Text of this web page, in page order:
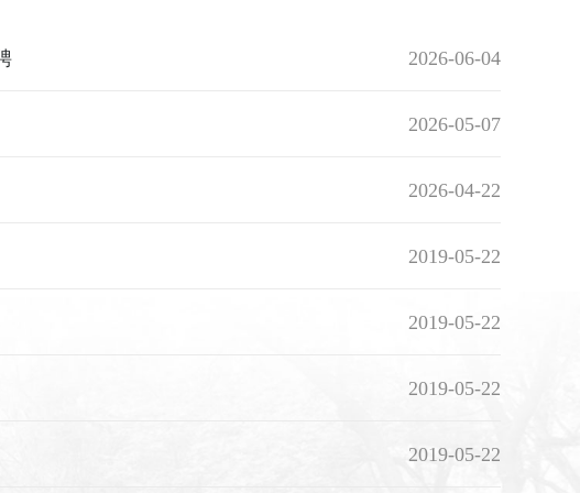
2026-06-04
2026-05-07
2026-04-22
2019-05-22
2019-05-22
2019-05-22
2019-05-22